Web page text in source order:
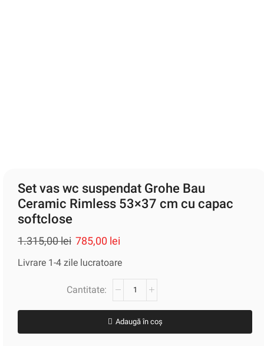
Set vas wc suspendat Grohe Bau
Ceramic Rimless 53×37 cm cu capac
softclose
1.315,00lei 785,00 lei
Livrare 1-4 zile lucratoare
Adaugă în coș